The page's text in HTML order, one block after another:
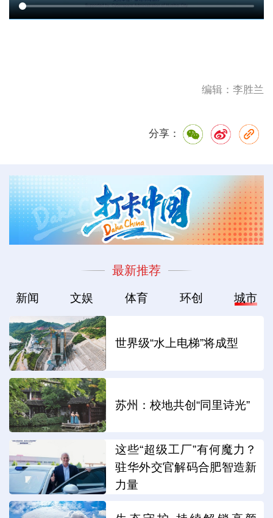
编辑：李胜兰
分享：
最新推荐
新闻 文娱 体育 环创 城市
世界级“水上电梯”将成型
苏州：校地共创“同里诗光”
这些“超级工厂”有何魔力？
驻华外交官解码合肥智造新
力量